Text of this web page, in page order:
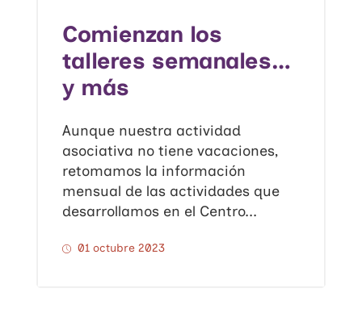
Comienzan los
talleres semanales…
y más
Aunque nuestra actividad
asociativa no tiene vacaciones,
retomamos la información
mensual de las actividades que
desarrollamos en el Centro...
01 octubre 2023